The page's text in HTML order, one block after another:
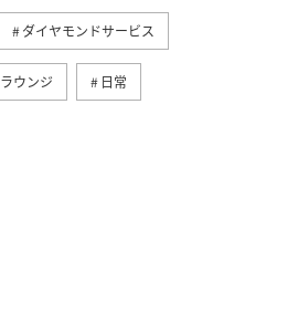
ダイヤモンドサービス
ラウンジ 日常